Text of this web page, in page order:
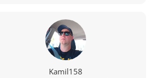
Kamil158